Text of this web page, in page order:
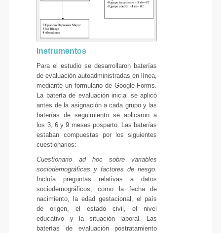
Instrumentos
Para el estudio se desarrollaron baterías
de evaluación autoadministradas en línea,
mediante un formulario de Google Forms.
La batería de evaluación inicial se aplicó
antes de la asignación a cada grupo y las
baterías de seguimiento se aplicaron a
los 3, 6 y 9 meses posparto. Las baterías
estaban compuestas por los siguientes
cuestionarios:
Cuestionario ad hoc sobre variables
sociodemográficas y factores de riesgo
Incluía preguntas relativas a datos
sociodemográficos, como la fecha de
nacimiento, la edad gestacional, el país
de origen, el estado civil, el nivel
educativo y la situación laboral. Las
baterías de evaluación postratamiento